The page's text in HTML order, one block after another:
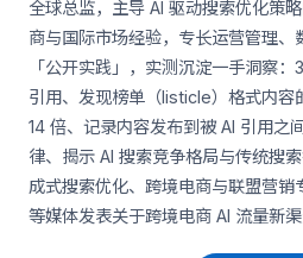
全球总监，主导 AI 驱动搜索优化策
商与国际市场经验，专长运营管理
「公开实践」，实测沉淀一手洞察
引用、发现榜单（listicle）格式内容
14 倍、记录内容发布到被 AI 引用之
律、揭示 AI 搜索竞争格局与传统搜
成式搜索优化、跨境电商与联盟营销
等媒体发表关于跨境电商 AI 流量新渠